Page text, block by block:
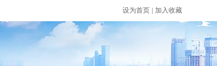
设为首页 加入收藏